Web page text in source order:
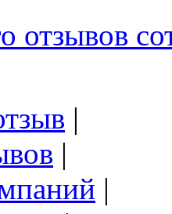
отзывов
|
|
|